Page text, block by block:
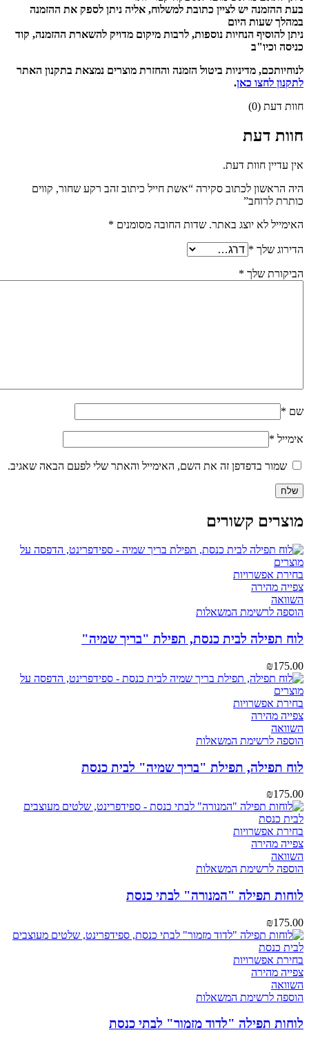
בעת ההזמנה יש לציין כתובת למשלוח, אליה ניתן לספק את ההזמנה
במהלך שעות היום
ניתן להוסיף הנחיות נוספות, לרבות מיקום מדויק להשארת ההזמנה, קוד
כניסה וכיו"ב
לנוחיותכם, מדיניות ביטול הזמנה והחזרת מוצרים נמצאת בתקנון האתר
לתקנון לחצו כאן.
חוות דעת (0)
חוות דעת
אין עדיין חוות דעת.
היה הראשון לכתוב סקירה “אשת חייל כיתוב זהב רקע שחור, קווים
כותרת לרוחב”
האימייל לא יוצג באתר. שדות החובה מסומנים *
הדירוג שלך *
הביקורת שלך *
שם *
אימייל *
שמור בדפדפן זה את השם, האימייל והאתר שלי לפעם הבאה שאגיב.
מוצרים קשורים
בחירת אפשרויות
צפייה מהירה
השוואה
הוספה לרשימת המשאלות
לוח תפילה לבית כנסת, תפילת "בריך שמיה"
₪175.00
בחירת אפשרויות
צפייה מהירה
השוואה
הוספה לרשימת המשאלות
לוח תפילה, תפילת "בריך שמיה" לבית כנסת
₪175.00
בחירת אפשרויות
צפייה מהירה
השוואה
הוספה לרשימת המשאלות
לוחות תפילה "המנורה" לבתי כנסת
₪175.00
בחירת אפשרויות
צפייה מהירה
השוואה
הוספה לרשימת המשאלות
לוחות תפילה "לדוד מזמור" לבתי כנסת